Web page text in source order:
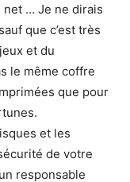
net … Je ne dirais
que c’est très
et du
le même coffre
que pour
et les
de votre
responsable